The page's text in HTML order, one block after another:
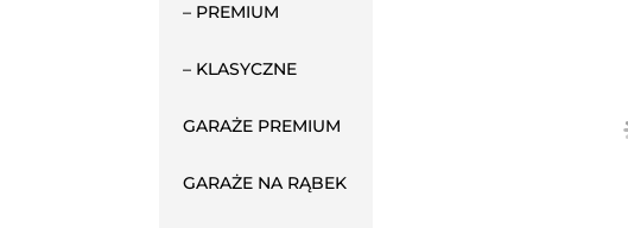
– PREMIUM
– KLASYCZNE
GARAŻE PREMIUM
GARAŻE NA RĄBEK